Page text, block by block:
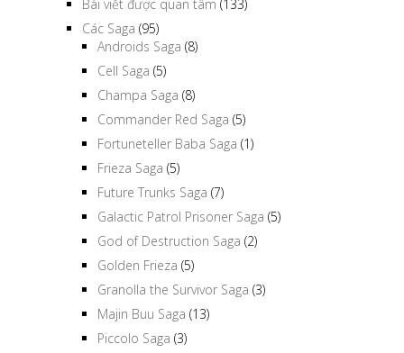
Bài viết được quan tâm (133)
Các Saga (95)
Androids Saga (8)
Cell Saga (5)
Champa Saga (8)
Commander Red Saga (5)
Fortuneteller Baba Saga (1)
Frieza Saga (5)
Future Trunks Saga (7)
Galactic Patrol Prisoner Saga (5)
God of Destruction Saga (2)
Golden Frieza (5)
Granolla the Survivor Saga (3)
Majin Buu Saga (13)
Piccolo Saga (3)